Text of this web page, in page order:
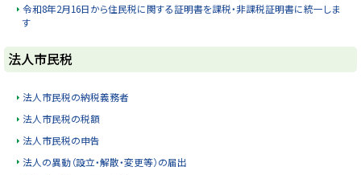
令和8年2月16日から住民税に関する証明書を課税・非課税証明書に統一しま
す
ト
ッ
プ
に
法人市民税
法人市民税の納税義務者
法人市民税の税額
法人市民税の申告
法人の異動（設立・解散・変更等）の届出